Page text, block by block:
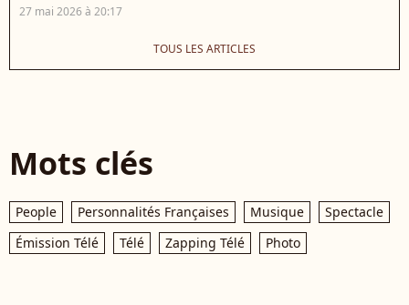
27 mai 2026 à 20:17
TOUS LES ARTICLES
Mots clés
People Personnalités Françaises Musique
Spectacle
Émission Télé
Télé Zapping Télé Photo